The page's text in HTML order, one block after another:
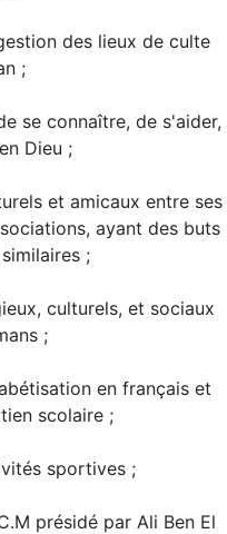
des lieux de culte
;
se connaître, de s'aider,
Dieu ;
et amicaux entre ses
ayant des buts
;
culturels, et sociaux
;
en français et
scolaire ;
sportives ;
présidé par Ali Ben El